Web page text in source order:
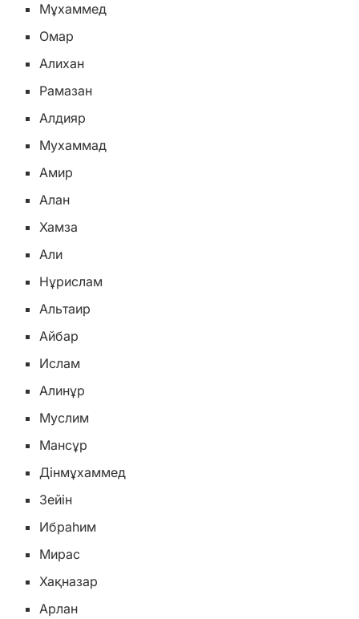
Мұхаммед
Омар
Алихан
Рамазан
Алдияр
Мухаммад
Амир
Алан
Хамза
Али
Нұрислам
Альтаир
Айбар
Ислам
Алинұр
Муслим
Мансұр
Дінмұхаммед
Зейін
Ибраһим
Мирас
Хақназар
Арлан